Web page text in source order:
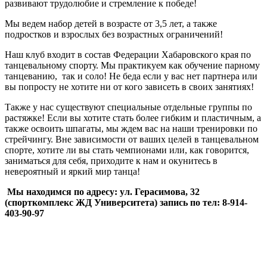
развивают трудолюбие и стремление к победе!
Мы ведем набор детей в возрасте от 3,5 лет, а также
подростков и взрослых без возрастных ограничений!
Наш клуб входит в состав Федерации Хабаровского края по
танцевальному спорту. Мы практикуем как обучение парному
танцеванию, так и соло! Не беда если у вас нет партнера или
вы попросту не хотите ни от кого зависеть в своих занятиях!
Также у нас существуют специальные отдельные группы по
растяжке! Если вы хотите стать более гибким и пластичным, а
также освоить шпагаты, мы ждем вас на наши тренировки по
стрейчингу. Вне зависимости от ваших целей в танцевальном
спорте, хотите ли вы стать чемпионами или, как говорится,
заниматься для себя, приходите к нам и окунитесь в
невероятный и яркий мир танца!
Мы находимся по адресу: ул. Герасимова, 32
(спорткомплекс ЖД Университета) запись по тел: 8-914-
403-90-97